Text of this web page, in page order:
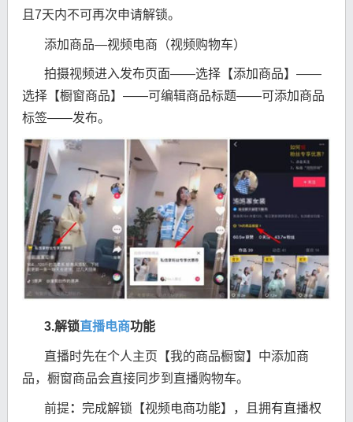
且7天内不可再次申请解锁。
添加商品—视频电商（视频购物车）
拍摄视频进入发布页面——选择【添加商品】——
选择【橱窗商品】——可编辑商品标题——可添加商品
标签——发布。
3.解锁直播电商功能
直播时先在个人主页【我的商品橱窗】中添加商
品，橱窗商品会直接同步到直播购物车。
前提 ： 完成解锁【视频电商功能】，且拥有直播权